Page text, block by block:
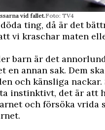
vid fallet.Foto: TV4
ting, då är det
vi kraschar maten
barn är det
en annan sak. Dem
och känsliga
instinktivt, det är att
och försöka vrida